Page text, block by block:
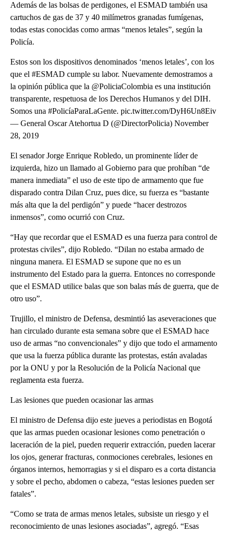
Además de las bolsas de perdigones, el ESMAD también usa
cartuchos de gas de 37 y 40 milímetros granadas fumígenas,
todas estas conocidas como armas “menos letales”, según la
Policía.
Estos son los dispositivos denominados ‘menos letales’, con los
que el #ESMAD cumple su labor. Nuevamente demostramos a
la opinión pública que la @PoliciaColombia es una institución
transparente, respetuosa de los Derechos Humanos y del DIH.
Somos una #PolicíaParaLaGente. pic.twitter.com/DyH6Un8Eiv
— General Oscar Atehortua D (@DirectorPolicia) November
28, 2019
El senador Jorge Enrique Robledo, un prominente líder de
izquierda, hizo un llamado al Gobierno para que prohíban “de
manera inmediata” el uso de este tipo de armamento que fue
disparado contra Dilan Cruz, pues dice, su fuerza es “bastante
más alta que la del perdigón” y puede “hacer destrozos
inmensos”, como ocurrió con Cruz.
“Hay que recordar que el ESMAD es una fuerza para control de
protestas civiles”, dijo Robledo. “Dilan no estaba armado de
ninguna manera. El ESMAD se supone que no es un
instrumento del Estado para la guerra. Entonces no corresponde
que el ESMAD utilice balas que son balas más de guerra, que de
otro uso”.
Trujillo, el ministro de Defensa, desmintió las aseveraciones que
han circulado durante esta semana sobre que el ESMAD hace
uso de armas “no convencionales” y dijo que todo el armamento
que usa la fuerza pública durante las protestas, están avaladas
por la ONU y por la Resolución de la Policía Nacional que
reglamenta esta fuerza.
Las lesiones que pueden ocasionar las armas
El ministro de Defensa dijo este jueves a periodistas en Bogotá
que las armas pueden ocasionar lesiones como penetración o
laceración de la piel, pueden requerir extracción, pueden lacerar
los ojos, generar fracturas, conmociones cerebrales, lesiones en
órganos internos, hemorragias y si el disparo es a corta distancia
y sobre el pecho, abdomen o cabeza, “estas lesiones pueden ser
fatales”.
“Como se trata de armas menos letales, subsiste un riesgo y el
reconocimiento de unas lesiones asociadas”, agregó. “Esas